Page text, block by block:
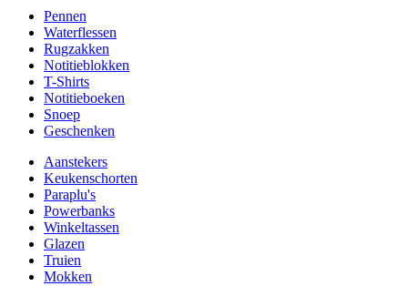
Pennen
Waterflessen
Rugzakken
Notitieblokken
T-Shirts
Notitieboeken
Snoep
Geschenken
Aanstekers
Keukenschorten
Paraplu's
Powerbanks
Winkeltassen
Glazen
Truien
Mokken